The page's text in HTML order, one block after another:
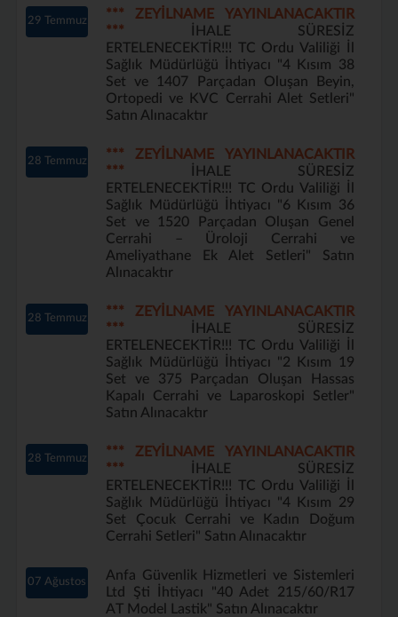
29 Temmuz
*** ZEYİLNAME YAYINLANACAKTIR
***
İHALE SÜRESİZ
ERTELENECEKTİR!!! TC Ordu Valiliği İl
Sağlık Müdürlüğü İhtiyacı "4 Kısım 38
Set ve 1407 Parçadan Oluşan Beyin,
Ortopedi ve KVC Cerrahi Alet Setleri"
Satın Alınacaktır
28 Temmuz
*** ZEYİLNAME YAYINLANACAKTIR
***
İHALE SÜRESİZ
ERTELENECEKTİR!!! TC Ordu Valiliği İl
Sağlık Müdürlüğü İhtiyacı "6 Kısım 36
Set ve 1520 Parçadan Oluşan Genel
Cerrahi – Üroloji Cerrahi ve
Ameliyathane Ek Alet Setleri" Satın
Alınacaktır
28 Temmuz
*** ZEYİLNAME YAYINLANACAKTIR
***
İHALE SÜRESİZ
ERTELENECEKTİR!!! TC Ordu Valiliği İl
Sağlık Müdürlüğü İhtiyacı "2 Kısım 19
Set ve 375 Parçadan Oluşan Hassas
Kapalı Cerrahi ve Laparoskopi Setler"
Satın Alınacaktır
28 Temmuz
*** ZEYİLNAME YAYINLANACAKTIR
***
İHALE SÜRESİZ
ERTELENECEKTİR!!! TC Ordu Valiliği İl
Sağlık Müdürlüğü İhtiyacı "4 Kısım 29
Set Çocuk Cerrahi ve Kadın Doğum
Cerrahi Setleri" Satın Alınacaktır
07 Ağustos
Anfa Güvenlik Hizmetleri ve Sistemleri
Ltd Şti İhtiyacı "40 Adet 215/60/R17
AT Model Lastik" Satın Alınacaktır